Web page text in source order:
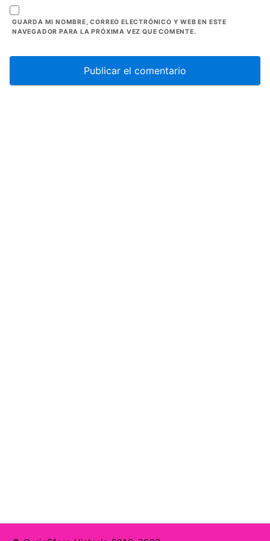
GUARDA MI NOMBRE, CORREO ELECTRÓNICO Y WEB EN ESTE
NAVEGADOR PARA LA PRÓXIMA VEZ QUE COMENTE.